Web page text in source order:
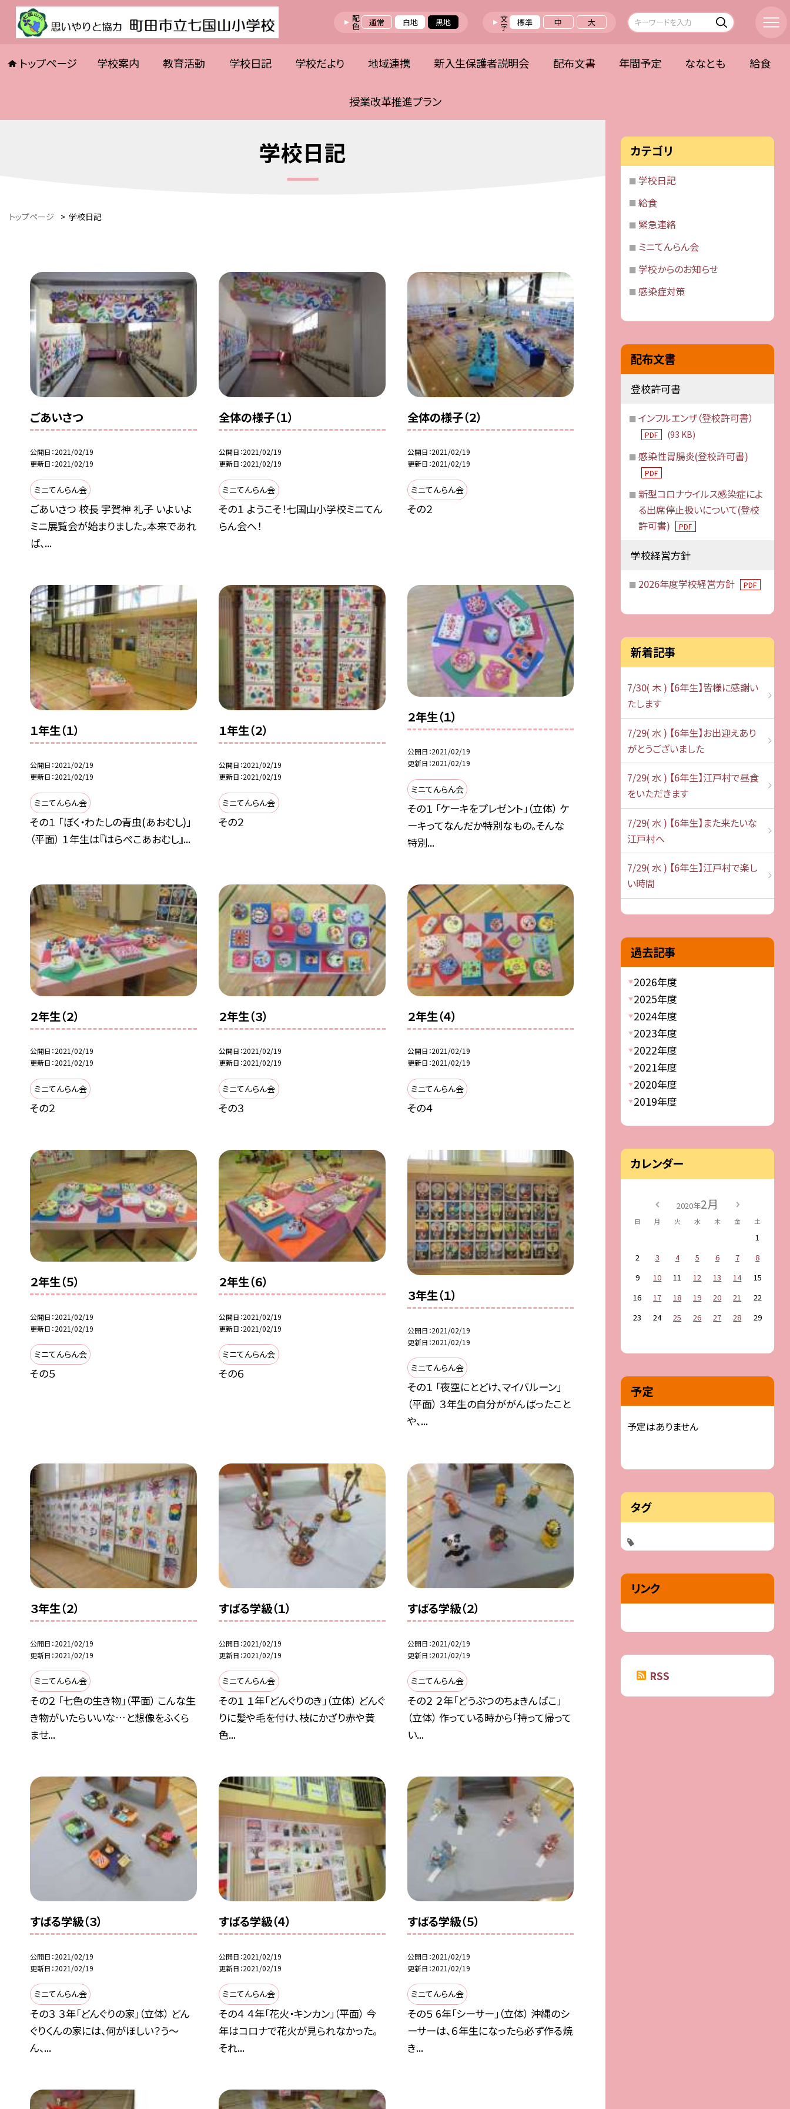
配色 通常 白地 黒地 文字 標準 中 大
トップページ 学校案内 教育活動 学校日記 学校だより 地域連携 新入生保護者説明会 配布文書 年間予定 ななとも 給食
授業改革推進プラン
学校日記
トップページ > 学校日記
ごあいさつ
公開日 2021/02/19
更新日 2021/02/19
ミニてんらん会
ごあいさつ 校長 宇賀神 礼子 いよいよ
ミニ展覧会が始まりました。本来であれ
ば、...
全体の様子（１）
公開日 2021/02/19
更新日 2021/02/19
ミニてんらん会
その１ ようこそ！七国山小学校ミニてん
らん会へ！
全体の様子（２）
公開日 2021/02/19
更新日 2021/02/19
ミニてんらん会
その２
１年生（１）
公開日 2021/02/19
更新日 2021/02/19
ミニてんらん会
その１ 「ぼく・わたしの青虫(あおむし)」
（平面） １年生は『はらぺこあおむし』...
１年生（２）
公開日 2021/02/19
更新日 2021/02/19
ミニてんらん会
その２
２年生（１）
公開日 2021/02/19
更新日 2021/02/19
ミニてんらん会
その１ 「ケーキをプレゼント」（立体） ケ
ーキってなんだか特別なもの。そんな
特別...
２年生（２）
公開日 2021/02/19
更新日 2021/02/19
ミニてんらん会
その２
２年生（３）
公開日 2021/02/19
更新日 2021/02/19
ミニてんらん会
その３
２年生（４）
公開日 2021/02/19
更新日 2021/02/19
ミニてんらん会
その４
２年生（５）
公開日 2021/02/19
更新日 2021/02/19
ミニてんらん会
その５
２年生（６）
公開日 2021/02/19
更新日 2021/02/19
ミニてんらん会
その６
３年生（１）
公開日 2021/02/19
更新日 2021/02/19
ミニてんらん会
その１ 「夜空にとどけ、マイバルーン」
（平面） ３年生の自分ががんばったこと
や、...
３年生（２）
公開日 2021/02/19
更新日 2021/02/19
ミニてんらん会
その２ 「七色の生き物」（平面） こんな生
き物がいたらいいな…と想像をふくら
ませ...
すばる学級（１）
公開日 2021/02/19
更新日 2021/02/19
ミニてんらん会
その１ １年「どんぐりのき」（立体） どんぐ
りに髪や毛を付け、枝にかざり赤や黄
色...
すばる学級（２）
公開日 2021/02/19
更新日 2021/02/19
ミニてんらん会
その２ ２年「どうぶつのちょきんばこ」
（立体） 作っている時から「持って帰って
い...
すばる学級（３）
公開日 2021/02/19
更新日 2021/02/19
ミニてんらん会
その３ ３年「どんぐりの家」（立体） どん
ぐりくんの家には、何がほしい？う〜
ん、...
すばる学級（４）
公開日 2021/02/19
更新日 2021/02/19
ミニてんらん会
その４ ４年「花火・キンカン」（平面） 今
年はコロナで花火が見られなかった。
それ...
すばる学級（５）
公開日 2021/02/19
更新日 2021/02/19
ミニてんらん会
その５ 6年「シーサー」（立体） 沖縄のシ
ーサーは、６年生になったら必ず作る焼
き...
カテゴリ
学校日記
給食
緊急連絡
ミニてんらん会
学校からのお知らせ
感染症対策
配布文書
登校許可書
インフルエンザ（登校許可書）
PDF (93 KB)
感染性胃腸炎(登校許可書)
PDF
新型コロナウイルス感染症によ
る出席停止扱いについて(登校
許可書)
PDF
学校経営方針
2026年度学校経営方針 PDF
新着記事
7/30( 木 ) 【6年生】皆様に感謝い
たします
7/29( 水 ) 【6年生】お出迎えあり
がとうございました
7/29( 水 ) 【6年生】江戸村で昼食
をいただきます
7/29( 水 ) 【6年生】また来たいな
江戸村へ
7/29( 水 ) 【6年生】江戸村で楽し
い時間
過去記事
2026年度
2025年度
2024年度
2023年度
2022年度
2021年度
2020年度
2019年度
カレンダー
2020年2月
日 月 火 水 木 金 土
1
2
3 4 5 6 7
8
9
10 11 12 13 14
15
16
17 18 19 20 21
22
23
24 25 26 27 28 29
予定
予定はありません
タグ
リンク
RSS